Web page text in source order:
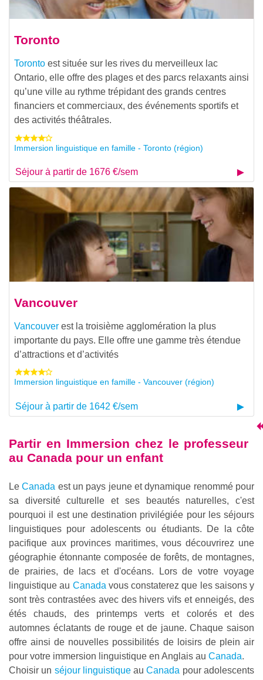
Toronto
Toronto est située sur les rives du merveilleux lac
Ontario, elle offre des plages et des parcs relaxants ainsi
qu’une ville au rythme trépidant des grands centres
financiers et commerciaux, des événements sportifs et
des activités théâtrales.
Immersion linguistique en famille - Toronto (région)
Séjour à partir de 1676 €/sem
Vancouver
Vancouver est la troisième agglomération la plus
importante du pays. Elle offre une gamme très étendue
d’attractions et d’activités
Immersion linguistique en famille - Vancouver (région)
Séjour à partir de 1642 €/sem
Partir en Immersion chez le professeur
au Canada pour un enfant
LeCanada est un pays jeune et dynamique renommé pour
sa diversité culturelle et ses beautés naturelles, c'est
pourquoi il est une destination privilégiée pour les séjours
linguistiques pour adolescents ou étudiants. De la côte
pacifique aux provinces maritimes, vous découvrirez une
géographie étonnante composée de forêts, de montagnes,
de prairies, de lacs et d'océans. Lors de votre voyage
linguistique au Canada vous constaterez que les saisons y
sont très contrastées avec des hivers vifs et enneigés, des
étés chauds, des printemps verts et colorés et des
automnes éclatants de rouge et de jaune. Chaque saison
offre ainsi de nouvelles possibilités de loisirs de plein air
pour votre immersion linguistique en Anglais au Canada.
Choisir un séjour linguistiqueauCanada pour adolescents